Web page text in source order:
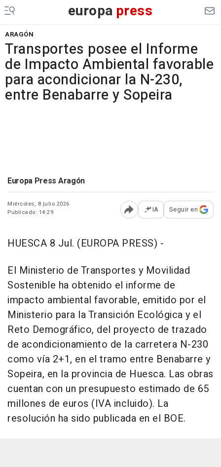
europa press
ARAGÓN
Transportes posee el Informe
de Impacto Ambiental favorable
para acondicionar la N-230,
entre Benabarre y Sopeira
Europa Press Aragón
Miércoles, 8 julio 2026
Publicado: 14:29
Abrir opciones para
IA Seguir en
HUESCA 8 Jul. (EUROPA PRESS) -
El Ministerio de Transportes y Movilidad
Sostenible ha obtenido el informe de
impacto ambiental favorable, emitido por el
Ministerio para la Transición Ecológica y el
Reto Demográfico, del proyecto de trazado
de acondicionamiento de la carretera N-230
como vía 2+1, en el tramo entre Benabarre y
Sopeira, en la provincia de Huesca. Las obras
cuentan con un presupuesto estimado de 65
millones de euros (IVA incluido). La
resolución ha sido publicada en el BOE.